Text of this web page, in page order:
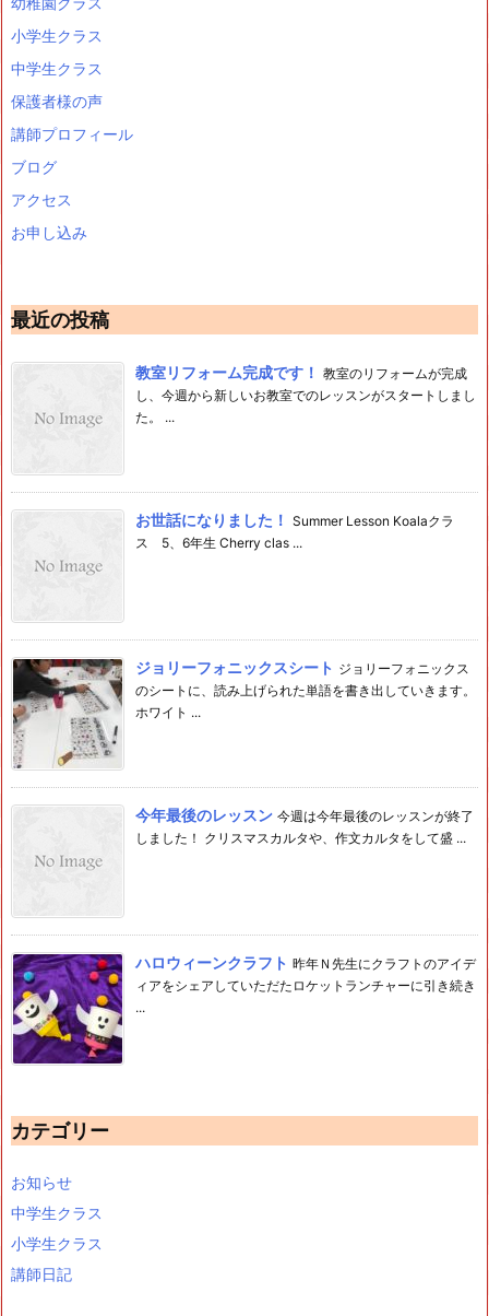
小学生クラス
中学生クラス
保護者様の声
講師プロフィール
ブログ
アクセス
お申し込み
最近の投稿
教室リフォーム完成です！ 教室のリフォームが完成
し、今週から新しいお教室でのレッスンがスタートしまし
た。 ...
お世話になりました！ Summer Lesson Koalaクラ
ス 5、6年生 Cherry clas ...
ジョリーフォニックスシート ジョリーフォニックス
のシートに、読み上げられた単語を書き出していきます。
ホワイト ...
今年最後のレッスン 今週は今年最後のレッスンが終了
しました！ クリスマスカルタや、作文カルタをして盛 ...
ハロウィーンクラフト 昨年Ｎ先生にクラフトのアイデ
ィアをシェアしていただたロケットランチャーに引き続き
...
カテゴリー
お知らせ
中学生クラス
小学生クラス
講師日記